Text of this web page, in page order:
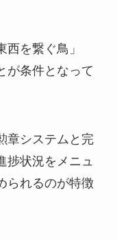
を繋ぐ鳥」
が条件となって
章システムと完
捗状況をメニュ
られるのが特徴